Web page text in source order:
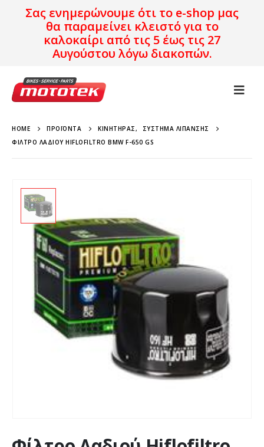
Σας ενημερώνουμε ότι το e-shop μας
θα παραμείνει κλειστό για το
καλοκαίρι από τις 5 έως τις 27
Αυγούστου λόγω διακοπών.
HOME ΠΡΟΪΌΝΤΑ ΚΙΝΗΤΉΡΑΣ,
ΣΎΣΤΗΜΑ ΛΊΠΑΝΣΗΣ
ΦΊΛΤΡΟ ΛΑΔΙΟΎ HIFLOFILTRO BMW F-650 GS